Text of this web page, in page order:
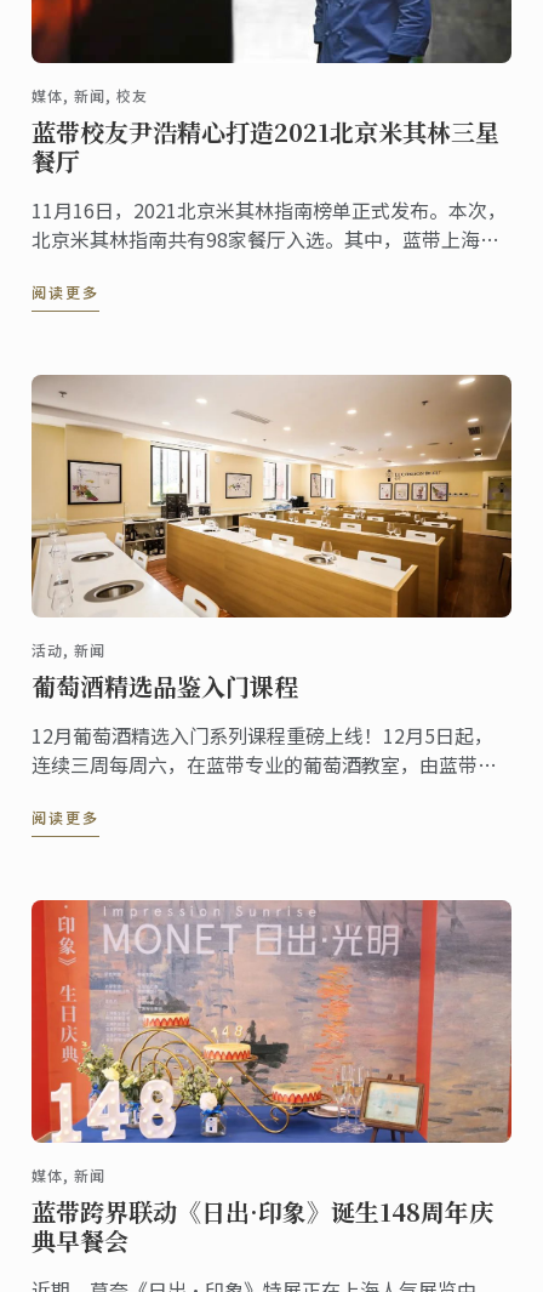
媒体, 新闻, 校友
蓝带校友尹浩精心打造2021北京米其林三星
餐厅
11月16日，2021北京米其林指南榜单正式发布。本次，
北京米其林指南共有98家餐厅入选。其中，蓝带上海校
京米其林三星。
阅读更多
活动, 新闻
葡萄酒精选品鉴入门课程
12月葡萄酒精选入门系列课程重磅上线！12月5日起，
连续三周每周六，在蓝带专业的葡萄酒教室，由蓝带上
国、新西兰等新、旧世界的葡萄酒。
阅读更多
媒体, 新闻
蓝带跨界联动《日出·印象》诞生148周年庆
典早餐会